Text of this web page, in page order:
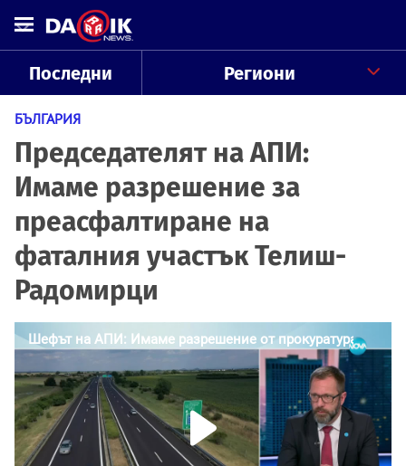
Последни Региони
БЪЛГАРИЯ
Председателят на АПИ:
Имаме разрешение за
преасфалтиране на
фаталния участък Телиш-
Радомирци